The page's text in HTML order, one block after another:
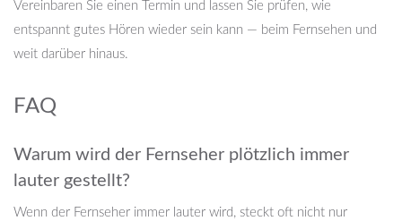
Vereinbaren Sie einen Termin und lassen Sie prüfen, wie
entspannt gutes Hören wieder sein kann — beim Fernsehen und
weit darüber hinaus.
FAQ
Warum wird der Fernseher plötzlich immer
lauter gestellt?
Wenn der Fernseher immer lauter wird, steckt oft nicht nur